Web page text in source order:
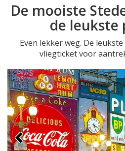
De mooiste
de leukste
Even lekker weg. De
vliegticket voor